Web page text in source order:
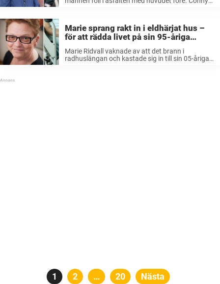
Marie sprang rakt in i eldhärjat hus –
för att rädda livet på sin 95-åriga
Marie Ridvall vaknade av att det brann i
radhuslängan och kastade sig in till sin 05-åriga
Sidnumrering
Sida
1 Sida
2 … Sida
20 Nästa